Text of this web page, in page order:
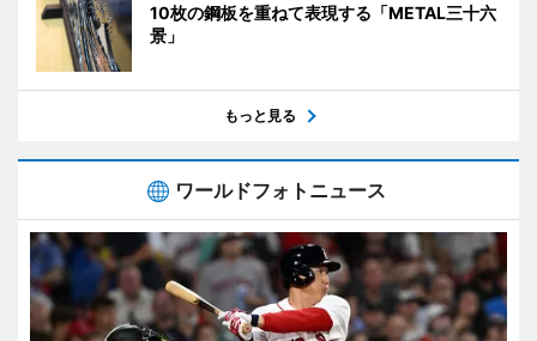
10枚の鋼板を重ねて表現する「METAL三十六
景」
もっと見る
ワールドフォトニュース